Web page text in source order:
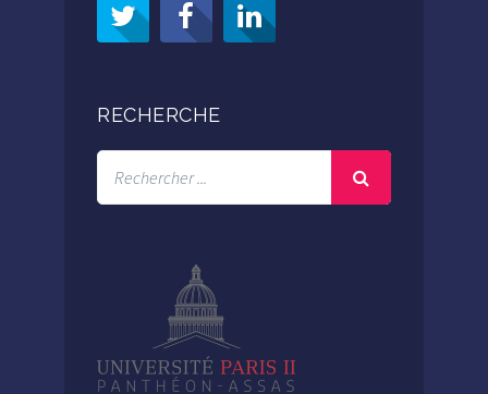
RECHERCHE